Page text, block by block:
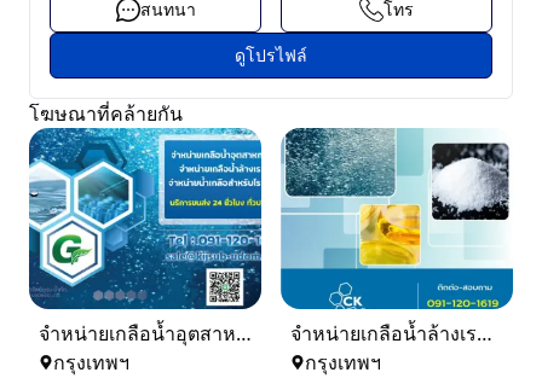
สนทนา
โทร
ดูโปรไฟล์
โฆษณาที่คล้ายกัน
จำหน่ายเกลือน้ำอุตสาหกรรม เกลือน้ำล้างเรซิ่น
กรุงเทพฯ
จำหน่ายเกลือน้ำล้างเรซิ่น จำหน่ายเกลือน้ำอุตสาหกรรม
กรุงเทพฯ